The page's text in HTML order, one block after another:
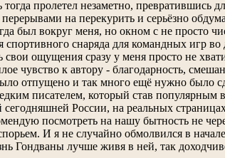
пролетел незаметно, превратившись
на перекурить и серьёзно
был вокруг меня, но окном с не просто
снаряда для командных игр
свои ощущения сразу у меня просто не
чувство к автору - благодарность,
отпущено и так много ещё нужно было
писателем, который став популярным
России, на реальных
посмотреть на нашу бытность не
И я не случайно обмолвился в
Гондваны лучше живя в ней, так